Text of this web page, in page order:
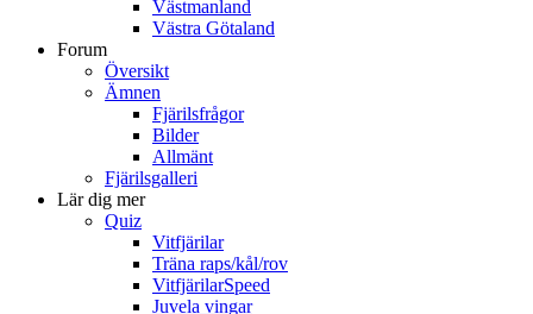
Västmanland
Västra Götaland
Forum
Översikt
Ämnen
Fjärilsfrågor
Bilder
Allmänt
Fjärilsgalleri
Lär dig mer
Quiz
Vitfjärilar
Träna raps/kål/rov
VitfjärilarSpeed
Juvela vingar